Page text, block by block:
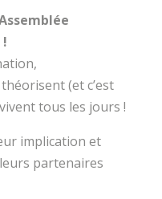
(et c’est
tous les jours !
implication et
partenaires